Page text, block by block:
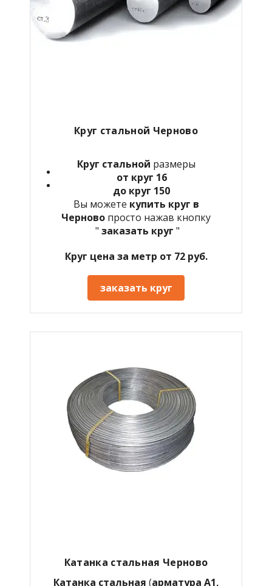
Круг стальной Черново
Круг стальной размеры
от круг 16
до круг 150
Вы можете купить круг в
Черново просто нажав кнопку
" заказать круг "
Круг цена за метр от 72 руб.
заказать круг
Катанка стальная Черново
Катанка стальная (арматура А1,